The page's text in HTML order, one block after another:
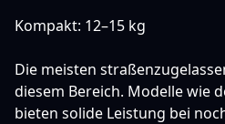
Kompakt: 12–15 kg
Die meisten
diesem Bereich. Modelle wie
bieten solide Leistung bei